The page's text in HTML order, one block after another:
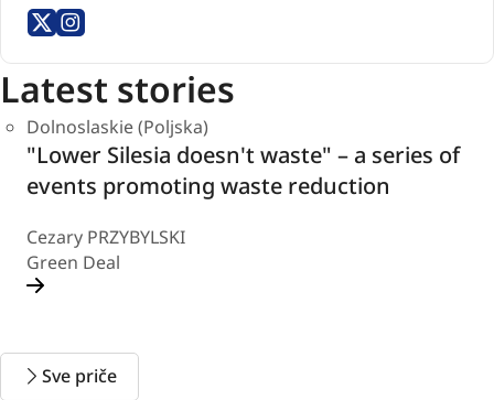
X
Latest stories
Dolnoslaskie (Poljska)
"Lower Silesia doesn't waste" – a series of
events promoting waste reduction
Cezary PRZYBYLSKI
Green Deal
Sve priče